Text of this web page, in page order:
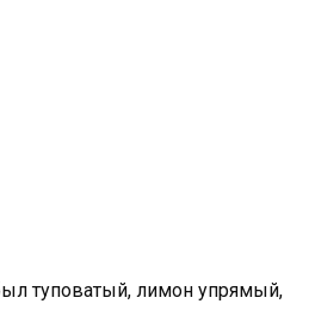
туповатый, лимон упрямый,